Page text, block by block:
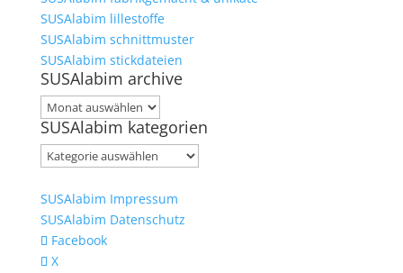
SUSAlabim lillestoffe
SUSAlabim schnittmuster
SUSAlabim stickdateien
SUSAlabim archive
SUSAlabim
archive
SUSAlabim kategorien
SUSAlabim
SUSAlabim Impressum
SUSAlabim Datenschutz
Facebook
X